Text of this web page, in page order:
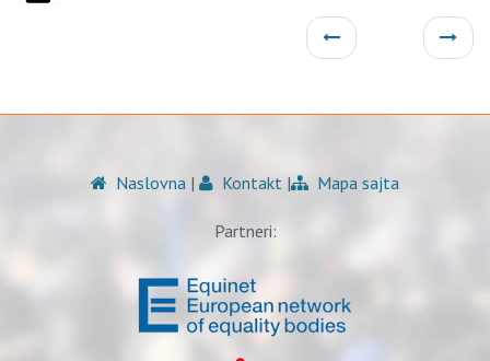
Naslovna | Kontakt | Mapa sajta
Partneri: